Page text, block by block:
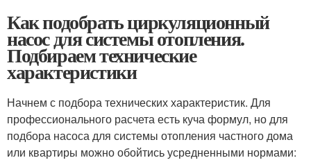
Как подобрать циркуляционный
насос для системы отопления.
Подбираем технические
характеристики
Начнем с подбора технических характеристик. Для
профессионального расчета есть куча формул, но для
подбора насоса для системы отопления частного дома
или квартиры можно обойтись усредненными нормами: